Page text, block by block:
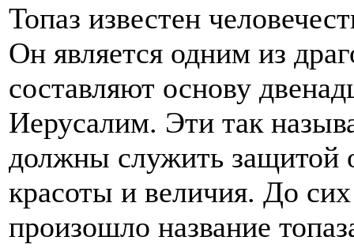
Топаз известен
Он является одним из
составляют основу
Иерусалим. Эти так
должны служить защитой
красоты и величия. До
произошло название